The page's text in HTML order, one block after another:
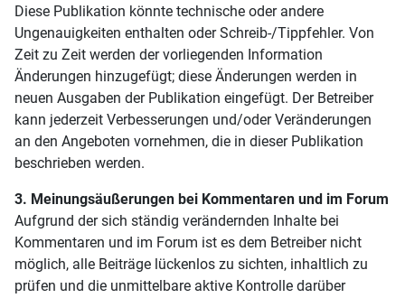
Diese Publikation könnte technische oder andere
Ungenauigkeiten enthalten oder Schreib-/Tippfehler. Von
Zeit zu Zeit werden der vorliegenden Information
Änderungen hinzugefügt; diese Änderungen werden in
neuen Ausgaben der Publikation eingefügt. Der Betreiber
kann jederzeit Verbesserungen und/oder Veränderungen
an den Angeboten vornehmen, die in dieser Publikation
beschrieben werden.
3. Meinungsäußerungen bei Kommentaren und im Forum
Aufgrund der sich ständig verändernden Inhalte bei
Kommentaren und im Forum ist es dem Betreiber nicht
möglich, alle Beiträge lückenlos zu sichten, inhaltlich zu
prüfen und die unmittelbare aktive Kontrolle darüber